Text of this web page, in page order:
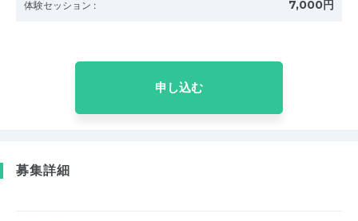
体験セッション : 7,000円
申し込む
募集詳細